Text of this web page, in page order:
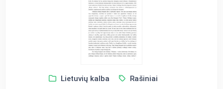
Lietuvių kalba Rašiniai